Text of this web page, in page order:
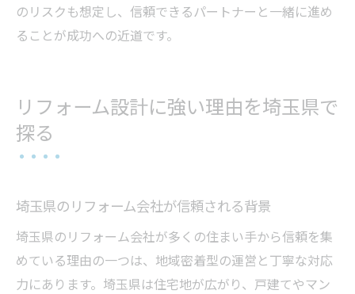
のリスクも想定し、信頼できるパートナーと一緒に進め
ることが成功への近道です。
リフォーム設計に強い理由を埼玉県で
探る
埼玉県のリフォーム会社が信頼される背景
埼玉県のリフォーム会社が多くの住まい手から信頼を集
めている理由の一つは、地域密着型の運営と丁寧な対応
力にあります。埼玉県は住宅地が広がり、戸建てやマン